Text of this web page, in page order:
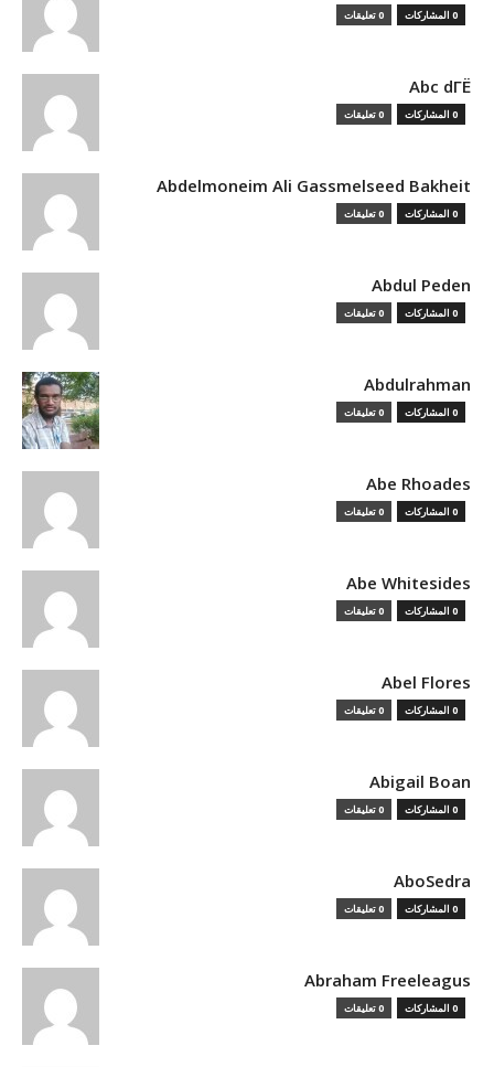
0 المشاركات 0 تعليقات
Abc dГЁ
0 المشاركات 0 تعليقات
Abdelmoneim Ali Gassmelseed Bakheit
0 المشاركات 0 تعليقات
Abdul Peden
0 المشاركات 0 تعليقات
Abdulrahman
0 المشاركات 0 تعليقات
Abe Rhoades
0 المشاركات 0 تعليقات
Abe Whitesides
0 المشاركات 0 تعليقات
Abel Flores
0 المشاركات 0 تعليقات
Abigail Boan
0 المشاركات 0 تعليقات
AboSedra
0 المشاركات 0 تعليقات
Abraham Freeleagus
0 المشاركات 0 تعليقات